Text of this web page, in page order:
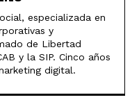
especializada en
y
de Libertad
y la SIP. Cinco años
digital.